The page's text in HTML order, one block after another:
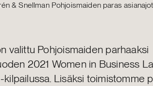
& Snellman Pohjoismaiden paras
valittu Pohjoismaiden parhaaksi
2021 Women in Business
Lisäksi toimistomme